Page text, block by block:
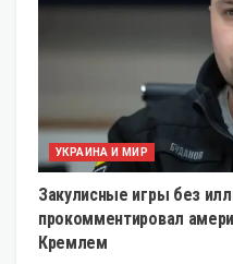
УКРАИНА И МИР
Закулисные игры без
прокомментировал
Кремлем